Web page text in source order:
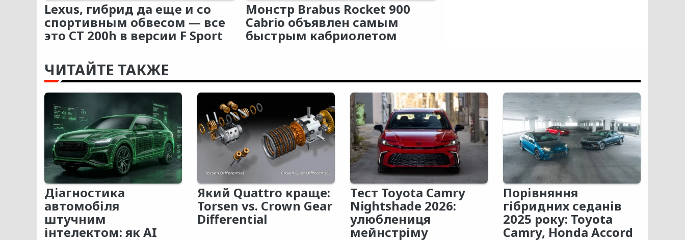
Lexus, гибрид да еще и со
спортивным обвесом — все
это CT 200h в версии F Sport
Монстр Brabus Rocket 900
Cabrio объявлен самым
быстрым кабриолетом
ЧИТАЙТЕ ТАКЖЕ
Діагностика
автомобіля
штучним
інтелектом: як AI
Який Quattro краще:
Torsen vs. Crown Gear
Differential
Тест Toyota Camry
Nightshade 2026:
улюблениця
мейнстріму
Порівняння
гібридних седанів
2025 року: Toyota
Camry, Honda Accord